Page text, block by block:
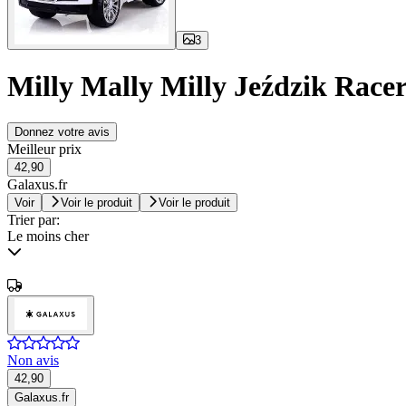
3
Milly Mally Milly Jeździk Racer
Donnez votre avis
Meilleur prix
42,90
Galaxus.fr
Voir Voir le produit Voir le produit
Trier par:
Le moins cher
Non avis
42,90
Galaxus.fr